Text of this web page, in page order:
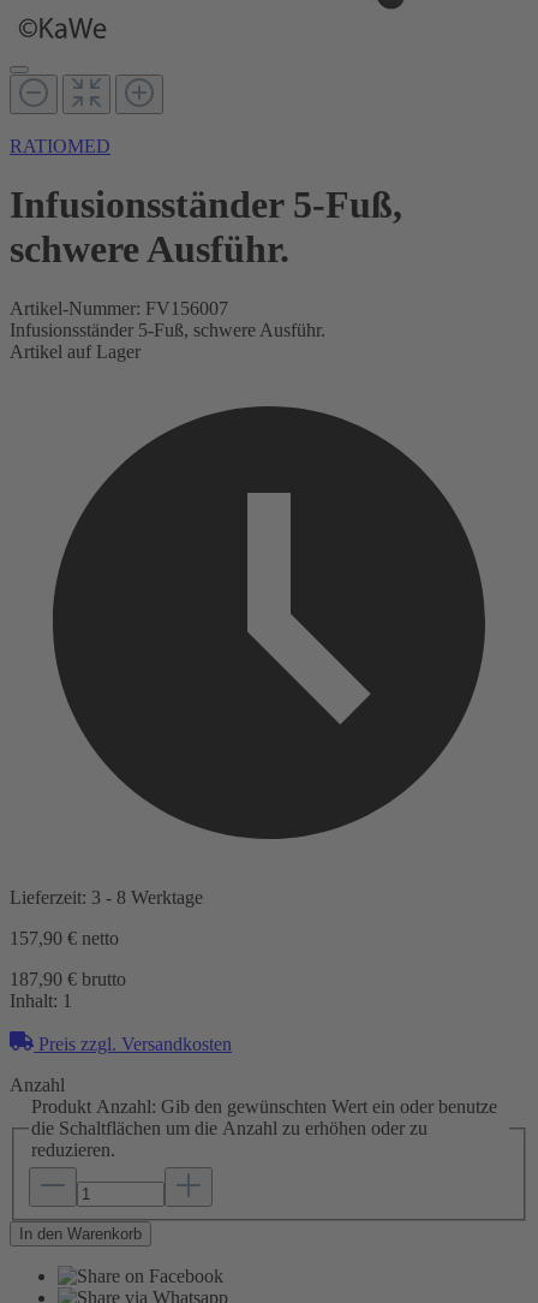
RATIOMED
Infusionsständer 5-Fuß,
schwere Ausführ.
Artikel-Nummer: FV156007
Infusionsständer 5-Fuß, schwere Ausführ.
Artikel auf Lager
Lieferzeit: 3 - 8 Werktage
157,90 € netto
187,90 € brutto
Inhalt: 1
Preis zzgl. Versandkosten
Anzahl
Produkt Anzahl: Gib den gewünschten Wert ein oder benutze
die Schaltflächen um die Anzahl zu erhöhen oder zu
reduzieren.
In den Warenkorb